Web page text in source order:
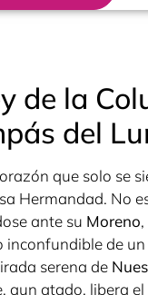
de la
del
que solo se
Hermandad. No
ante su Moreno
inconfundible de
serena de
aun atado, libera